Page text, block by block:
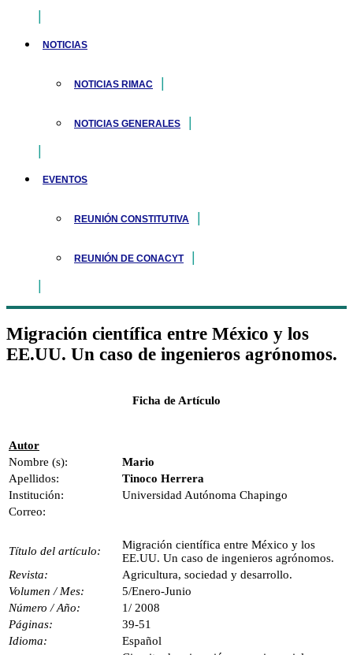
NOTICIAS
NOTICIAS RIMAC
NOTICIAS GENERALES
EVENTOS
REUNIÓN CONSTITUTIVA
REUNIÓN DE CONACYT
Migración científica entre México y los
EE.UU. Un caso de ingenieros agrónomos.
Ficha de Artículo
Autor
Nombre (s):
Mario
Apellidos:
Tinoco Herrera
Institución:
Universidad Autónoma Chapingo
Correo:
Título del artículo:
Migración científica entre México y los
EE.UU. Un caso de ingenieros agrónomos.
Revista:
Agricultura, sociedad y desarrollo.
Volumen / Mes:
5/Enero-Junio
Número / Año:
1/ 2008
Páginas:
39-51
Idioma:
Español